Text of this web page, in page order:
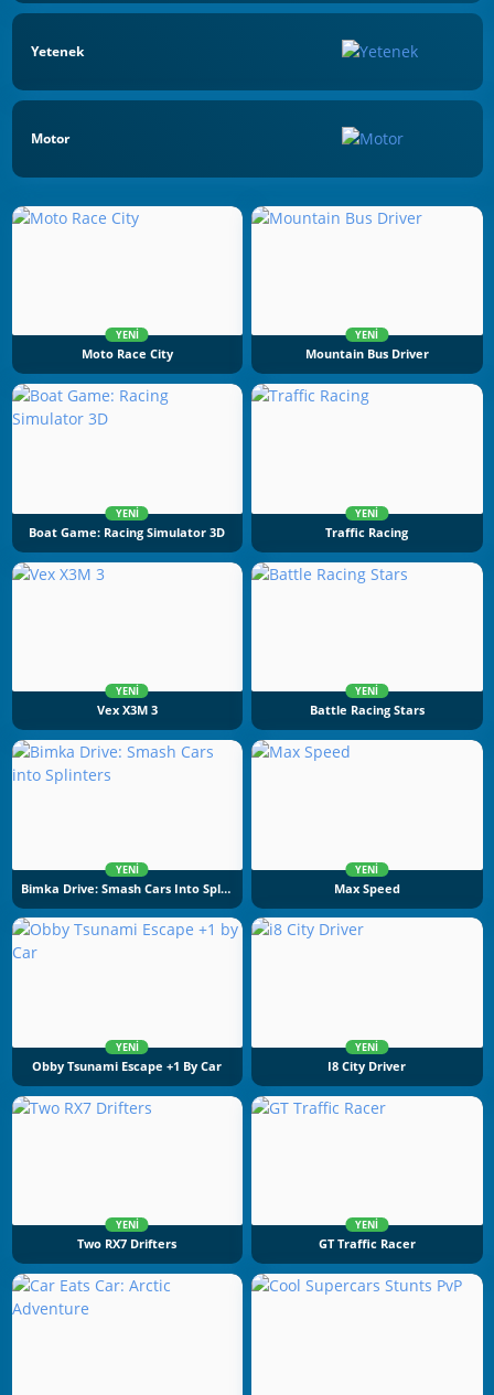
Yetenek
Motor
YENI
Moto Race City
YENI
Mountain Bus Driver
YENI
Boat Game: Racing Simulator 3D
YENI
Traffic Racing
YENI
Vex X3M 3
YENI
Battle Racing Stars
YENI
Bimka Drive: Smash Cars Into Splinters
YENI
Max Speed
YENI
Obby Tsunami Escape +1 By Car
YENI
I8 City Driver
YENI
Two RX7 Drifters
YENI
GT Traffic Racer